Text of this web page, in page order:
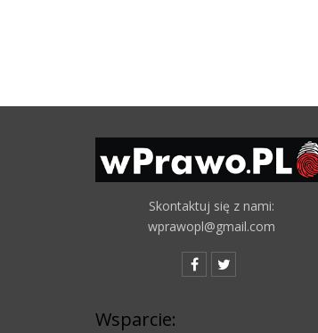
Skontaktuj się z nami:
wprawopl@gmail.com
Wsparcie: